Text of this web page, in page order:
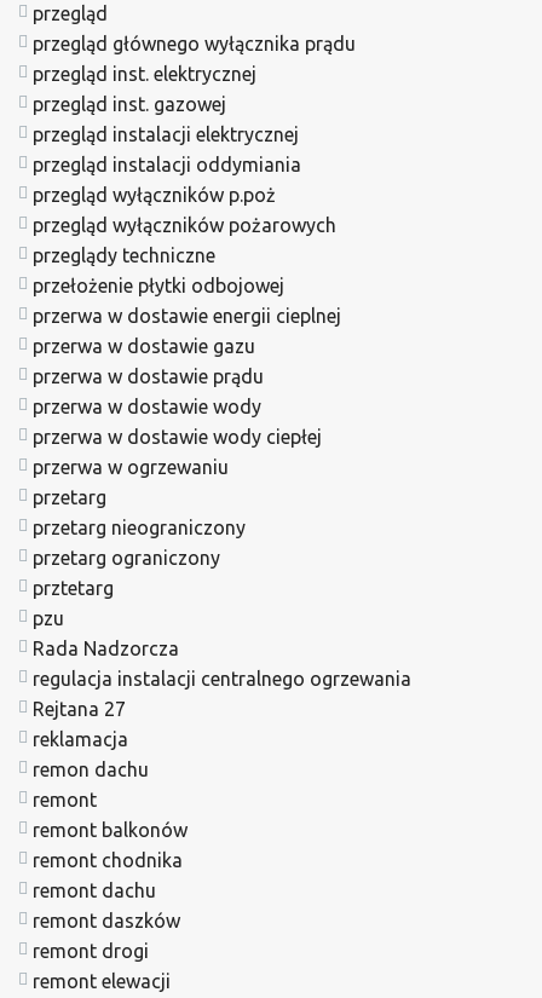
przegląd
przegląd głównego wyłącznika prądu
przegląd inst. elektrycznej
przegląd inst. gazowej
przegląd instalacji elektrycznej
przegląd instalacji oddymiania
przegląd wyłączników p.poż
przegląd wyłączników pożarowych
przeglądy techniczne
przełożenie płytki odbojowej
przerwa w dostawie energii cieplnej
przerwa w dostawie gazu
przerwa w dostawie prądu
przerwa w dostawie wody
przerwa w dostawie wody ciepłej
przerwa w ogrzewaniu
przetarg
przetarg nieograniczony
przetarg ograniczony
prztetarg
pzu
Rada Nadzorcza
regulacja instalacji centralnego ogrzewania
Rejtana 27
reklamacja
remon dachu
remont
remont balkonów
remont chodnika
remont dachu
remont daszków
remont drogi
remont elewacji